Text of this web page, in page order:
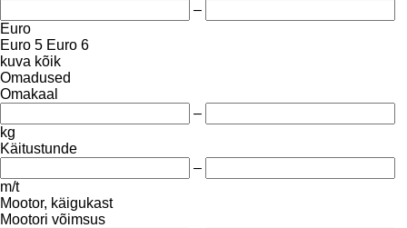
–
Euro
Euro 5 Euro 6
kuva kõik
Omadused
Omakaal
–
kg
Käitustunde
–
m/t
Mootor, käigukast
Mootori võimsus